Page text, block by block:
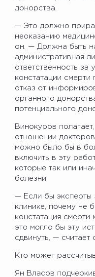
донорства.
— Это должно
неоказанию
он. — Должна быть
административная
ответственность за
констатации смерти
отказ от
органного
потенциального
Винокуров
отношении
можно было бы в
включить в эту
которые так или
болезни.
— Если бы эксперты
клинике, почему не
констатация смерти
это могло бы эту
сдвинуть, — считает
Кто может
Ян Власов